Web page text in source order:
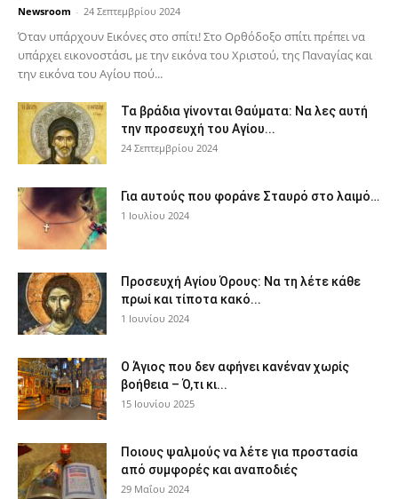
Newsroom - 24 Σεπτεμβρίου 2024
Όταν υπάρχουν Εικόνες στο σπίτι! Στο Ορθόδοξο σπίτι πρέπει να
υπάρχει εικονοστάσι, με την εικόνα του Χριστού, της Παν­αγίας και
την εικόνα του Αγίου πού...
Τα βράδια γίνονται Θαύματα: Να λες αυτή
την προσευχή του Αγίου...
24 Σεπτεμβρίου 2024
Για αυτούς που φοράνε Σταυρό στο λαιμό…
1 Ιουλίου 2024
Προσευχή Αγίου Όρους: Να τη λέτε κάθε
πρωί και τίποτα κακό...
1 Ιουνίου 2024
Ο Άγιος που δεν αφήνει κανέναν χωρίς
βοήθεια – Ό,τι κι...
15 Ιουνίου 2025
Ποιους ψαλμούς να λέτε για προστασία
από συμφορές και αναποδιές
29 Μαΐου 2024